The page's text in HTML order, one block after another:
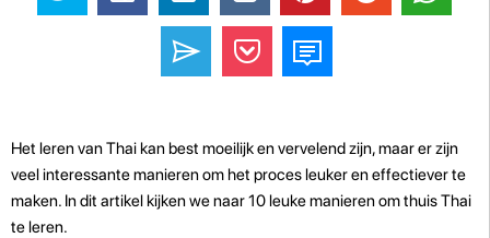
Het leren van Thai kan best moeilijk en vervelend zijn, maar er zijn
veel interessante manieren om het proces leuker en effectiever te
maken. In dit artikel kijken we naar 10 leuke manieren om thuis Thai
te leren.